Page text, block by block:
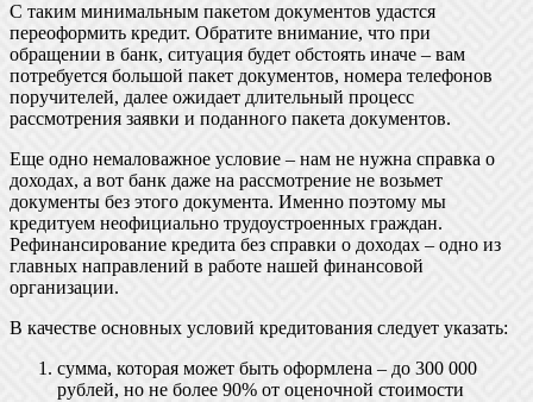
С таким минимальным пакетом документов удастся
переоформить кредит. Обратите внимание, что при
обращении в банк, ситуация будет обстоять иначе – вам
потребуется большой пакет документов, номера телефонов
поручителей, далее ожидает длительный процесс
рассмотрения заявки и поданного пакета документов.
Еще одно немаловажное условие – нам не нужна справка о
доходах, а вот банк даже на рассмотрение не возьмет
документы без этого документа. Именно поэтому мы
кредитуем неофициально трудоустроенных граждан.
Рефинансирование кредита без справки о доходах – одно из
главных направлений в работе нашей финансовой
организации.
В качестве основных условий кредитования следует указать:
сумма, которая может быть оформлена – до 300 000
рублей, но не более 90% от оценочной стоимости